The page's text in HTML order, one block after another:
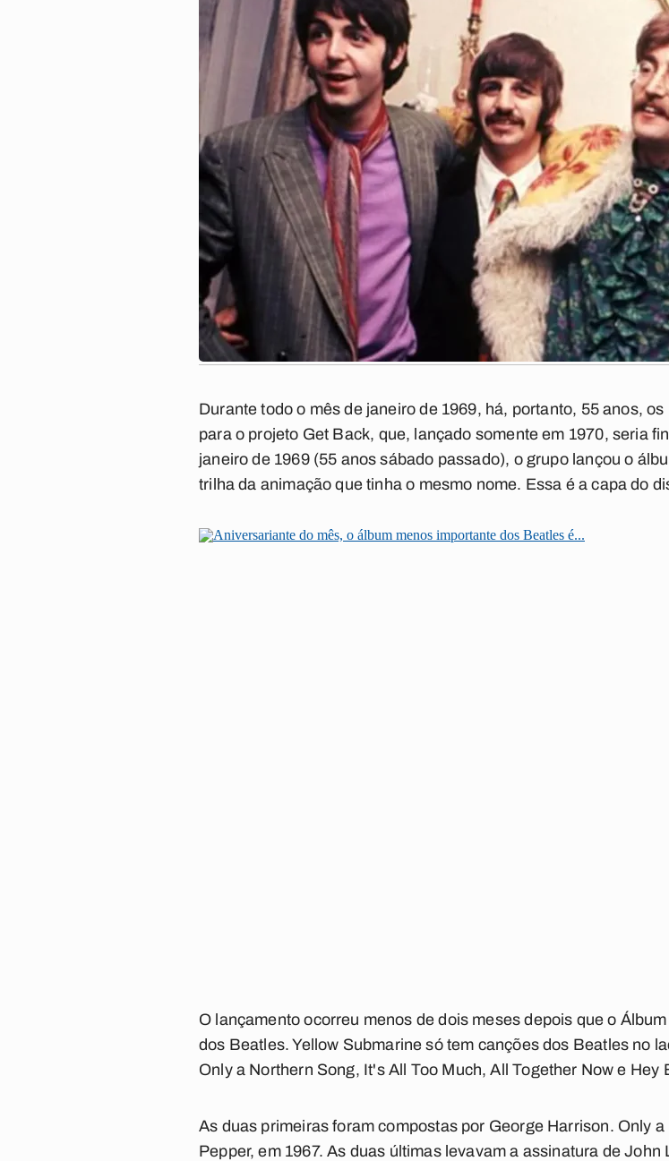
Durante todo o mês de janeiro de 1969, há, portanto, 55 anos,
para o projeto Get Back, que, lançado somente em 1970, seria
janeiro de 1969 (55 anos sábado passado), o grupo lançou o
trilha da animação que tinha o mesmo nome. Essa é a capa do
O lançamento ocorreu menos de dois meses depois que o
dos Beatles.Yellow Submarine só tem canções dos Beatles no
Only a Northern Song, It's All Too Much,All Together Now e Hey
As duas primeiras foram compostas por George Harrison. Only a
Pepper, em 1967. As duas últimas levavam a assinatura de John